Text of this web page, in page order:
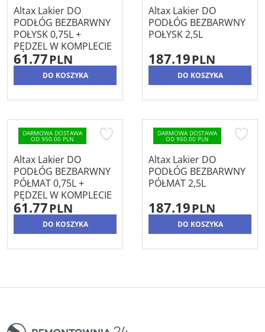
Altax Lakier DO
PODŁÓG BEZBARWNY
POŁYSK 0,75L +
PĘDZEL W KOMPLECIE
61.77PLN
DO KOSZYKA
Altax Lakier DO
PODŁÓG BEZBARWNY
POŁYSK 2,5L
187.19PLN
DO KOSZYKA
DARMOWA DOSTAWA
OD 950.00 PLN
Altax Lakier DO
PODŁÓG BEZBARWNY
PÓŁMAT 0,75L +
PĘDZEL W KOMPLECIE
61.77PLN
DO KOSZYKA
DARMOWA DOSTAWA
OD 950.00 PLN
Altax Lakier DO
PODŁÓG BEZBARWNY
PÓŁMAT 2,5L
187.19PLN
DO KOSZYKA